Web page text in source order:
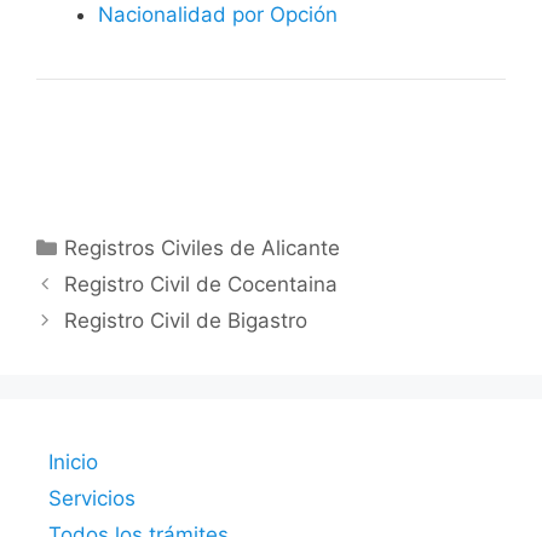
Nacionalidad por Opción
Categorías
Registros Civiles de Alicante
Registro Civil de Cocentaina
Registro Civil de Bigastro
Inicio
Servicios